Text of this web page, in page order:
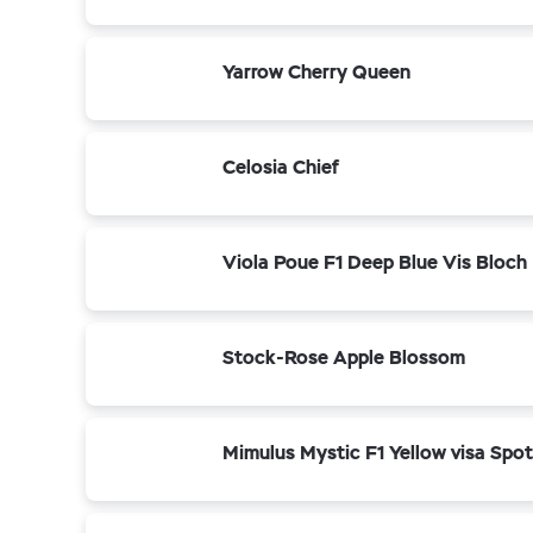
Yarrow Cherry Queen
Celosia Chief
Viola Poue F1 Deep Blue Vis Bloch
Stock-Rose Apple Blossom
Mimulus Mystic F1 Yellow visa